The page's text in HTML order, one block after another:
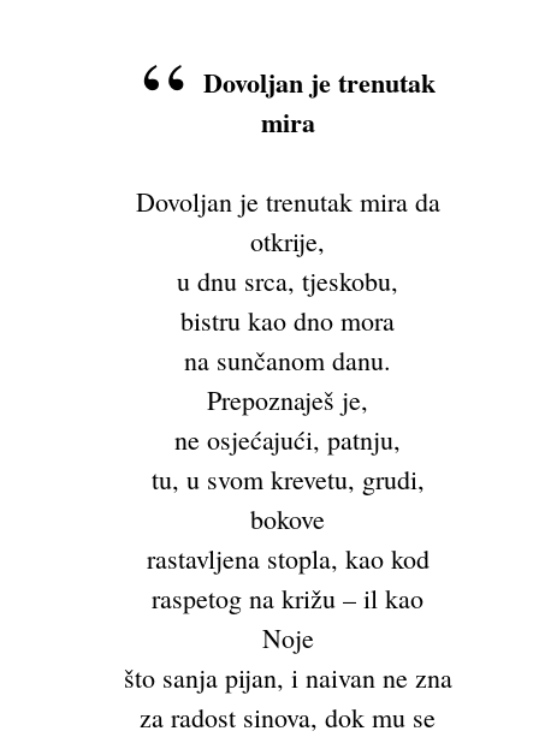
Dovoljan je trenutak
mira
Dovoljan je trenutak mira da
otkrije,
u dnu srca, tjeskobu,
bistru kao dno mora
na sunčanom danu.
Prepoznaješ je,
ne osjećajući, patnju,
tu, u svom krevetu, grudi,
bokove
rastavljena stopla, kao kod
raspetog na križu – il kao
Noje
što sanja pijan, i naivan ne zna
za radost sinova, dok mu se